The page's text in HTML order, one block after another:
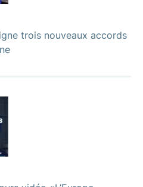
trois nouveaux accords